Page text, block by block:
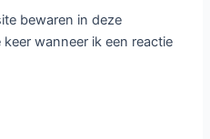
bewaren in deze
wanneer ik een reactie